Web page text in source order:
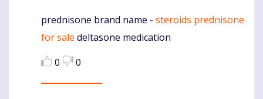
Komentaras
prednisone brand name - steroids prednisone
for sale deltasone medication
0
0